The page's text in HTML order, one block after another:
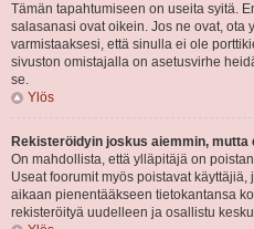
Tämän tapahtumiseen on useita syitä.
salasanasi ovat oikein. Jos ne ovat, ota
varmistaaksesi, että sinulla ei ole
sivuston omistajalla on asetusvirhe
se.
Ylös
Rekisteröidyin joskus aiemmin, mutta
On mahdollista, että ylläpitäjä on
Useat foorumit myös poistavat
aikaan pienentääkseen tietokantansa
rekisteröityä uudelleen ja osallistu